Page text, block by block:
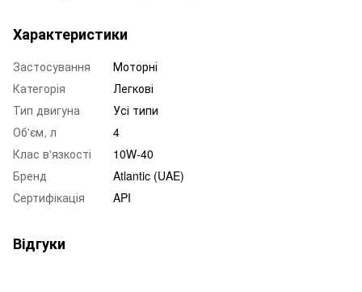
Характеристики
Застосування
Моторні
Категорія
Легкові
Тип двигуна
Усі типи
Об'єм, л
4
Клас в'язкості
10W-40
Бренд
Atlantic (UAE)
Сертифікація
API
Відгуки